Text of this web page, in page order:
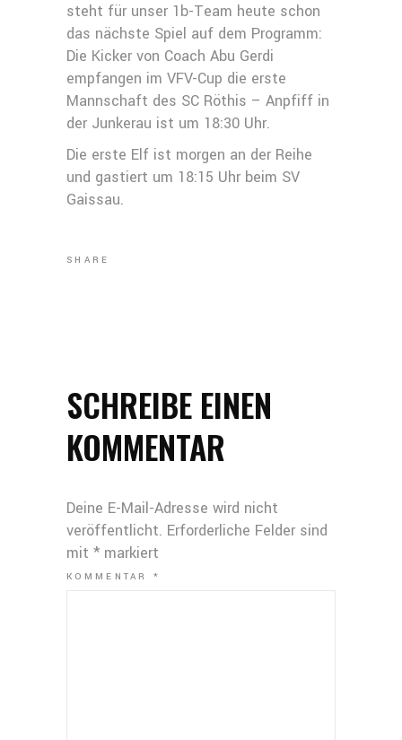
steht für unser 1b-Team heute schon
das nächste Spiel auf dem Programm:
Die Kicker von Coach Abu Gerdi
empfangen im VFV-Cup die erste
Mannschaft des SC Röthis – Anpfiff in
der Junkerau ist um 18:30 Uhr.
Die erste Elf ist morgen an der Reihe
und gastiert um 18:15 Uhr beim SV
Gaissau.
SHARE
SCHREIBE EINEN
KOMMENTAR
Deine E-Mail-Adresse wird nicht
veröffentlicht. Erforderliche Felder sind
mit * markiert
KOMMENTAR*